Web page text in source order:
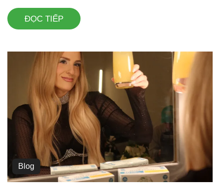
ĐỌC TIẾP
Blog